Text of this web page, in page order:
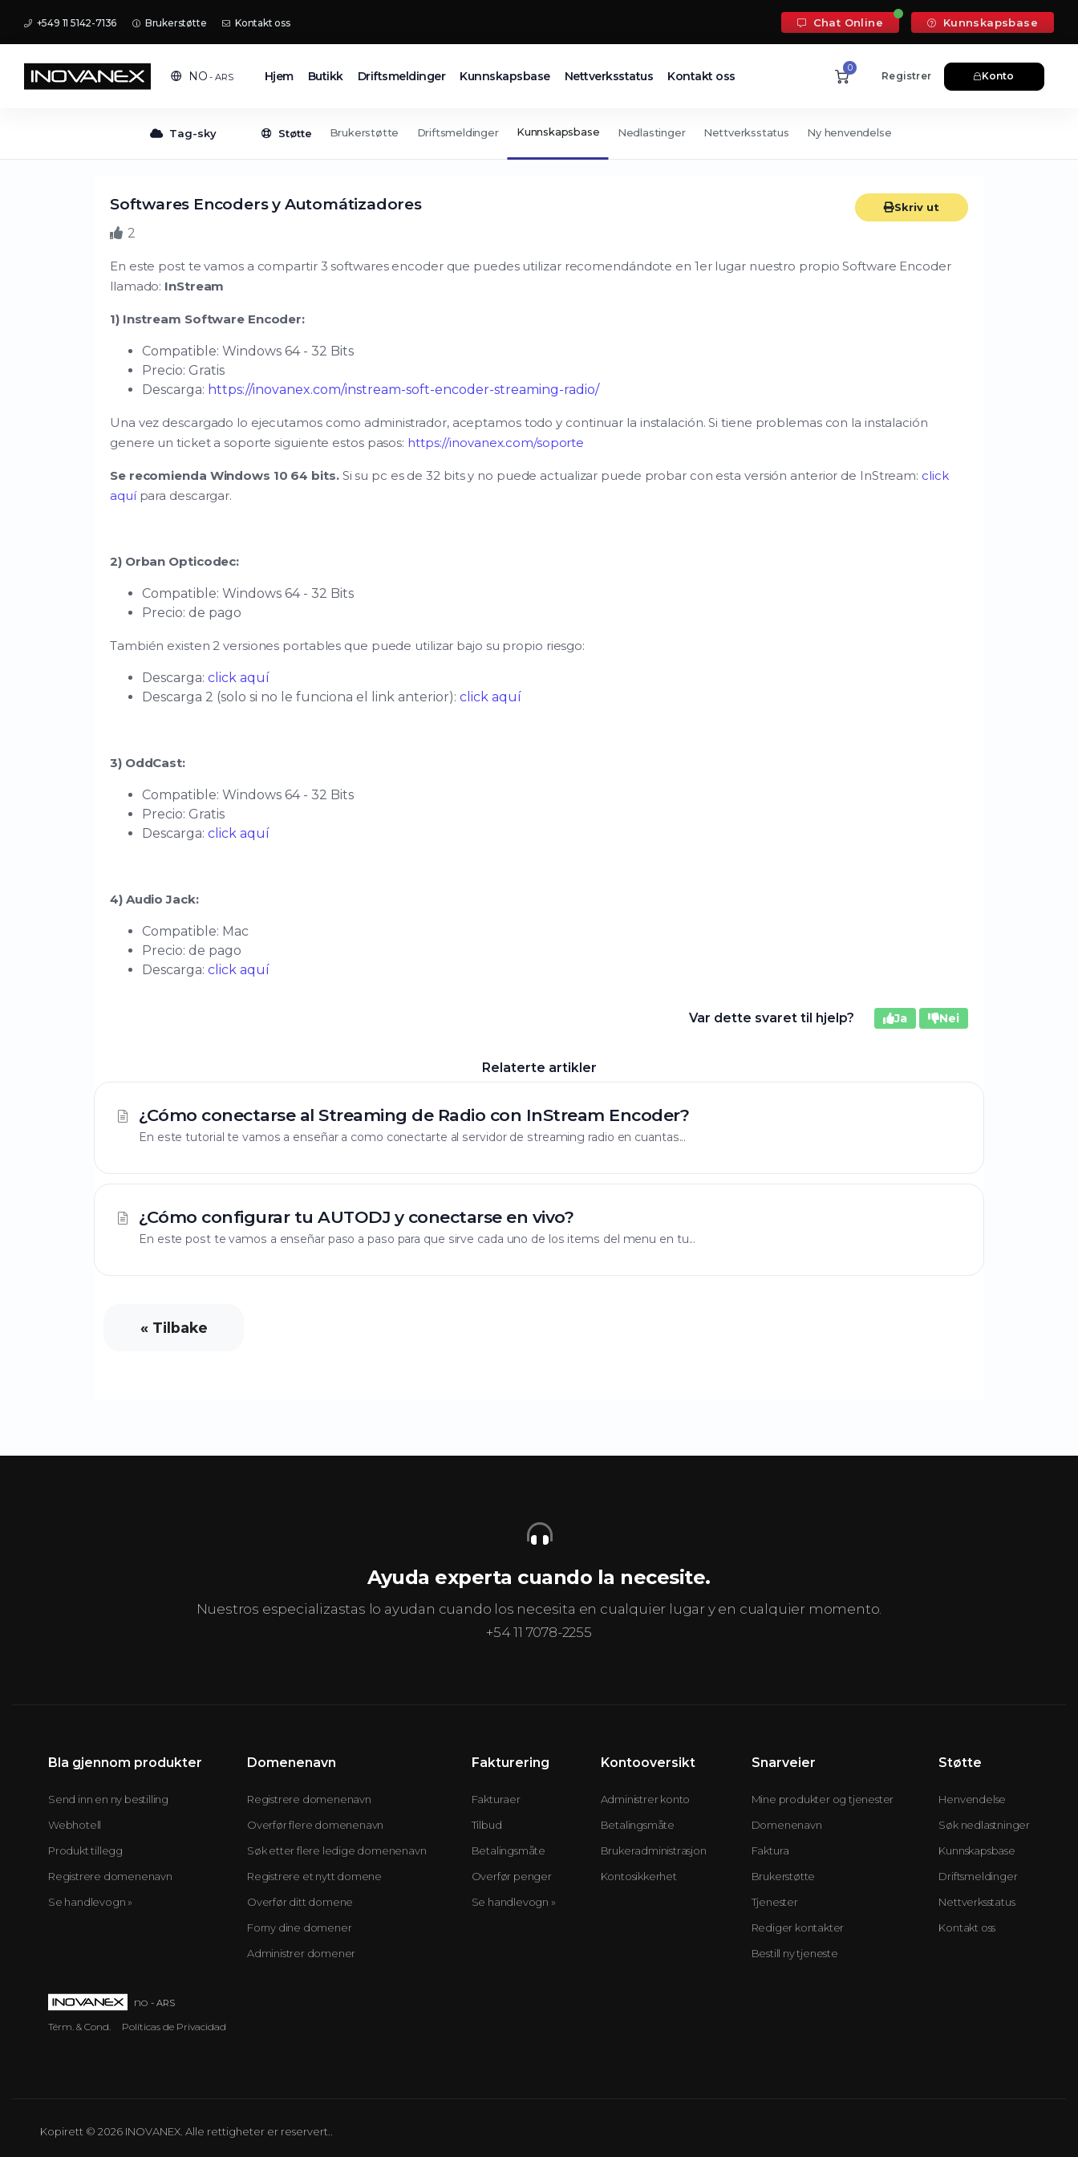
+549 11 5142-7136 Brukerstøtte Kontakt oss Chat Online Kunnskapsbase
NO - ARS Hjem Butikk Driftsmeldinger Kunnskapsbase Nettverksstatus Kontakt oss
0
Registrer Konto
Tag-sky Støtte Brukerstøtte Driftsmeldinger Kunnskapsbase Nedlastinger Nettverksstatus Ny henvendelse
Softwares Encoders y Automátizadores Skriv ut
2
En este post te vamos a compartir 3 softwares encoder que puedes utilizar recomendándote en 1er lugar nuestro propio Software Encoder
llamado: InStream
1) Instream Software Encoder:
Compatible: Windows 64 - 32 Bits
Precio: Gratis
Descarga: https://inovanex.com/instream-soft-encoder-streaming-radio/
Una vez descargado lo ejecutamos como administrador, aceptamos todo y continuar la instalación. Si tiene problemas con la instalación
genere un ticket a soporte siguiente estos pasos: https://inovanex.com/soporte
Se recomienda Windows 10 64 bits.Si su pc es de 32 bits y no puede actualizar puede probar con esta versión anterior de InStream: click
aquípara descargar.
2) Orban Opticodec:
Compatible: Windows 64 - 32 Bits
Precio: de pago
También existen 2 versiones portables que puede utilizar bajo su propio riesgo:
Descarga: click aquí
Descarga 2 (solo si no le funciona el link anterior): click aquí
3) OddCast:
Compatible: Windows 64 - 32 Bits
Precio: Gratis
Descarga: click aquí
4) Audio Jack:
Compatible: Mac
Precio: de pago
Descarga: click aquí
Var dette svaret til hjelp? Ja Nei
Relaterte artikler
¿Cómo conectarse al Streaming de Radio con InStream Encoder?
En este tutorial te vamos a enseñar a como conectarte al servidor de streaming radio en cuantas...
¿Cómo configurar tu AUTODJ y conectarse en vivo?
En este post te vamos a enseñar paso a paso para que sirve cada uno de los items del menu en tu...
« Tilbake
Ayuda experta cuando la necesite.
Nuestros especializastas lo ayudan cuando los necesita en cualquier lugar y en cualquier momento.
+54 11 7078-2255
Bla gjennom produkter
Send inn en ny bestilling
Webhotell
Produkt tillegg
Registrere domenenavn
Se handlevogn »
Domenenavn
Registrere domenenavn
Overfør flere domenenavn
Søk etter flere ledige domenenavn
Registrere et nytt domene
Overfør ditt domene
Forny dine domener
Administrer domener
Fakturering
Fakturaer
Tilbud
Betalingsmåte
Overfør penger
Se handlevogn »
Kontooversikt
Administrer konto
Betalingsmåte
Brukeradministrasjon
Kontosikkerhet
Snarveier
Mine produkter og tjenester
Domenenavn
Faktura
Brukerstøtte
Tjenester
Rediger kontakter
Bestill ny tjeneste
Støtte
Henvendelse
Søk nedlastninger
Kunnskapsbase
Driftsmeldinger
Nettverksstatus
Kontakt oss
no - ARS
Térm. & Cond. Políticas de Privacidad
Kopirett © 2026 INOVANEX. Alle rettigheter er reservert..